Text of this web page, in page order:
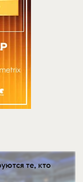
те, кто